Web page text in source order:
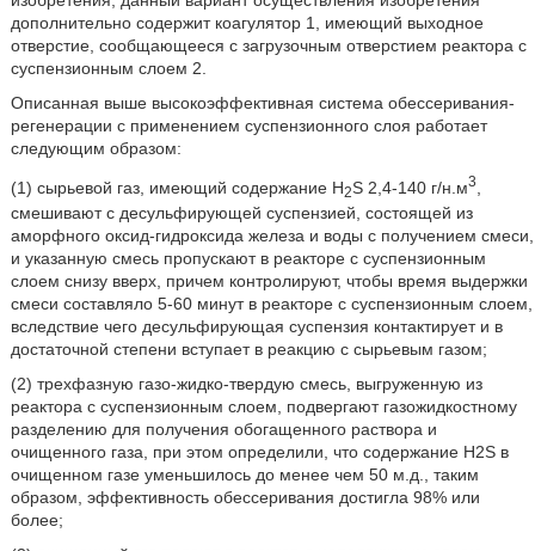
дополнительно содержит коагулятор 1, имеющий выходное
отверстие, сообщающееся с загрузочным отверстием реактора с
суспензионным слоем 2.
Описанная выше высокоэффективная система обессеривания-
регенерации с применением суспензионного слоя работает
следующим образом:
(1) сырьевой газ, имеющий содержание H2S 2,4-140 г/н.м3
смешивают с десульфирующей суспензией, состоящей из
аморфного оксид-гидроксида железа и воды с получением смеси,
и указанную смесь пропускают в реакторе с суспензионным
слоем снизу вверх, причем контролируют, чтобы время выдержки
смеси составляло 5-60 минут в реакторе с суспензионным слоем,
вследствие чего десульфирующая суспензия контактирует и в
достаточной степени вступает в реакцию с сырьевым газом;
(2) трехфазную газо-жидко-твердую смесь, выгруженную из
реактора с суспензионным слоем, подвергают газожидкостному
разделению для получения обогащенного раствора и
очищенного газа, при этом определили, что содержание H2S в
очищенном газе уменьшилось до менее чем 50 м.д., таким
образом, эффективность обессеривания достигла 98% или
более;